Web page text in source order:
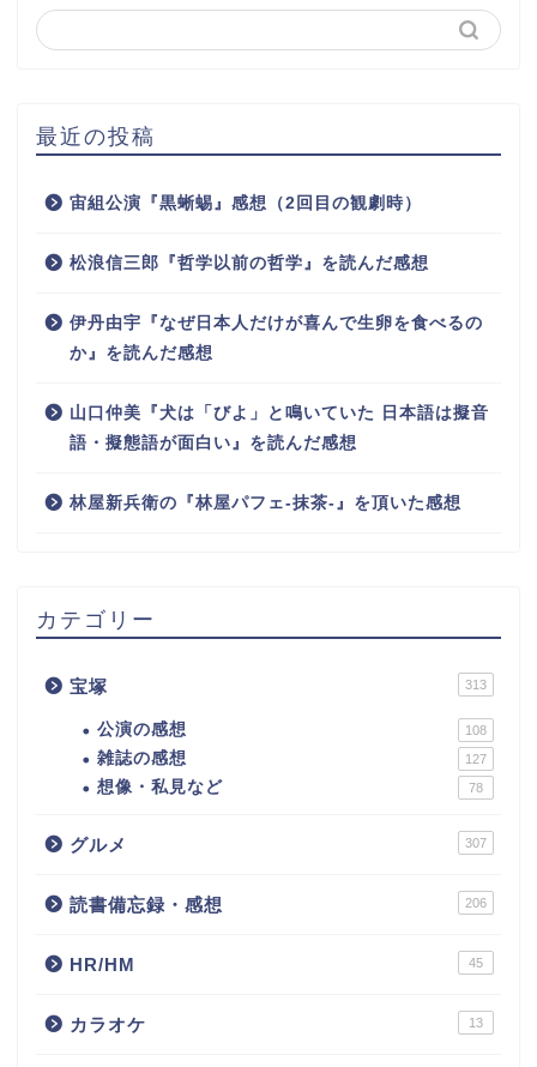
最近の投稿
宙組公演『黒蜥蜴』感想（2回目の観劇時）
松浪信三郎『哲学以前の哲学』を読んだ感想
伊丹由宇『なぜ日本人だけが喜んで生卵を食べるの
か』を読んだ感想
山口仲美『犬は「びよ」と鳴いていた 日本語は擬音
語・擬態語が面白い』を読んだ感想
林屋新兵衛の『林屋パフェ-抹茶-』を頂いた感想
カテゴリー
宝塚 313
公演の感想 108
雑誌の感想 127
想像・私見など 78
グルメ 307
読書備忘録・感想 206
HR/HM 45
カラオケ 13